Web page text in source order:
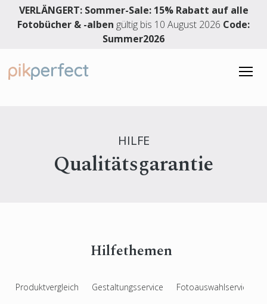
VERLÄNGERT: Sommer-Sale: 15% Rabatt auf alle
Fotobücher & -alben gültig bis 10 August 2026 Code:
Summer2026
Layflat-Fotobuch
Urlaubsfotobuch
Verlobungsfotoalbum
Hochzeitsalbum
DESIGNSERVICE
HILFE
Qualitätsgarantie
Hilfethemen
Produktvergleich Gestaltungsservice Fotoauswahlservice